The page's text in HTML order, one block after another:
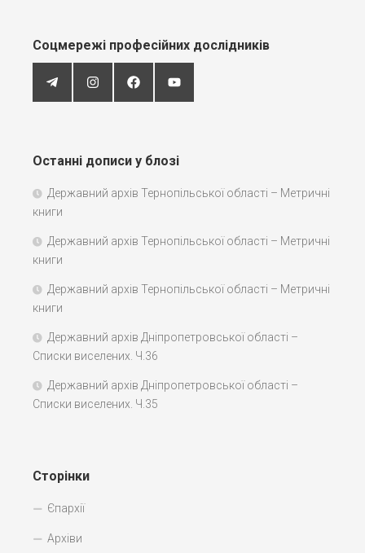
Соцмережі професійних дослідників
Останні дописи у блозі
Державний архів Тернопільської області – Метричні
книги
Державний архів Тернопільської області – Метричні
книги
Державний архів Тернопільської області – Метричні
книги
Державний архів Дніпропетровської області –
Списки виселених. Ч.36
Державний архів Дніпропетровської області –
Списки виселених. Ч.35
Сторінки
Єпархії
Архіви